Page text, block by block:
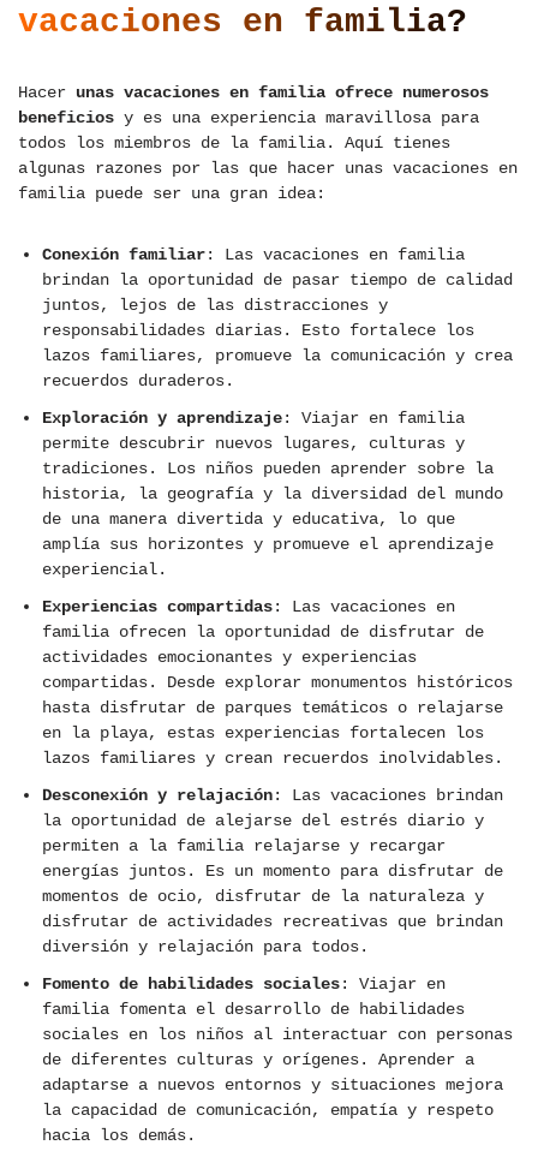
vacaciones en familia?
Hacer unas vacaciones en familia ofrece numerosos
beneficios y es una experiencia maravillosa para
todos los miembros de la familia. Aquí tienes
algunas razones por las que hacer unas vacaciones en
familia puede ser una gran idea:
Conexión familiar: Las vacaciones en familia
brindan la oportunidad de pasar tiempo de calidad
juntos, lejos de las distracciones y
responsabilidades diarias. Esto fortalece los
lazos familiares, promueve la comunicación y crea
recuerdos duraderos.
Exploración y aprendizaje: Viajar en familia
permite descubrir nuevos lugares, culturas y
tradiciones. Los niños pueden aprender sobre la
historia, la geografía y la diversidad del mundo
de una manera divertida y educativa, lo que
amplía sus horizontes y promueve el aprendizaje
experiencial.
Experiencias compartidas: Las vacaciones en
familia ofrecen la oportunidad de disfrutar de
actividades emocionantes y experiencias
compartidas. Desde explorar monumentos históricos
hasta disfrutar de parques temáticos o relajarse
en la playa, estas experiencias fortalecen los
lazos familiares y crean recuerdos inolvidables.
Desconexión y relajación: Las vacaciones brindan
la oportunidad de alejarse del estrés diario y
permiten a la familia relajarse y recargar
energías juntos. Es un momento para disfrutar de
momentos de ocio, disfrutar de la naturaleza y
disfrutar de actividades recreativas que brindan
diversión y relajación para todos.
Fomento de habilidades sociales: Viajar en
familia fomenta el desarrollo de habilidades
sociales en los niños al interactuar con personas
de diferentes culturas y orígenes. Aprender a
adaptarse a nuevos entornos y situaciones mejora
la capacidad de comunicación, empatía y respeto
hacia los demás.